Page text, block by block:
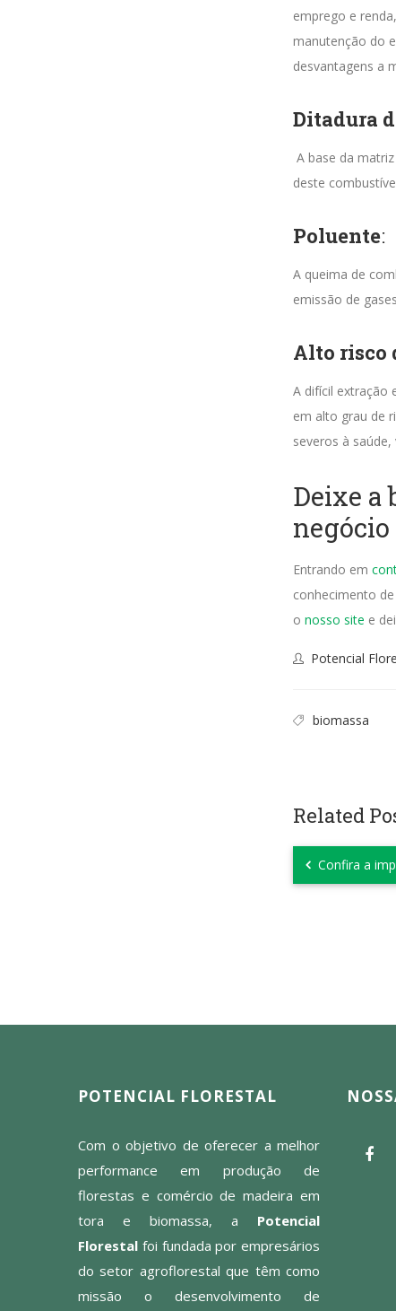
emprego e
manutenção do
desvantagens a
Ditadura
A base da
deste
Poluente:
A queima de
emissão de
Alto risco
A difícil extração
em alto grau de
severos à
Deixe a
negócio
Entrando em
conhecimento
o nosso site e
Potencial
biomassa
Related
Confira a
POTENCIAL FLORESTAL
Com o objetivo de oferecer a melhor
performance em produção de
florestas e comércio de madeira em
tora e biomassa, a Potencial
Florestal foi fundada por empresários
do setor agroflorestal que têm como
missão o desenvolvimento de